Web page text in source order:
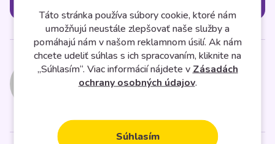
Midasto
Táto stránka používa súbory cookie, ktoré nám
umožňujú neustále zlepšovať naše služby a
pomáhajú nám v našom reklamnom úsilí. Ak nám
chcete udeliť súhlas s ich spracovaním, kliknite na
„Súhlasím“. Viac informácií nájdete vZásadách
ochrany osobných údajov.
Súhlasím